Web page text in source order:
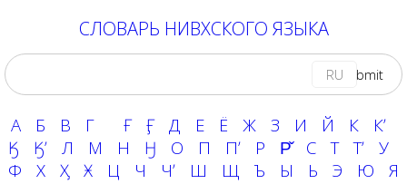
СЛОВАРЬ НИВХСКОГО ЯЗЫКА
RU
А Б В Г Ғ Ӻ Д Е Ё Ж З И Й К
Кʼ
Ӄ
Ӄʼ Л М Н Ӈ О П Пʼ Р Р̌ С Т Тʼ
У
Ф
Х Ӽ Ӿ Ц Ч Чʼ Ш Щ Ъ Ы Ь Э Ю Я